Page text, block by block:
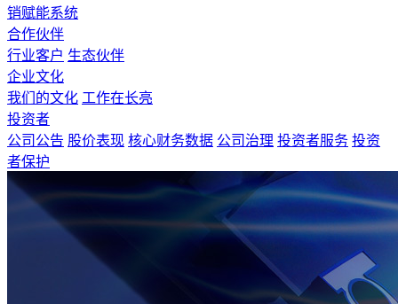
销赋能系统
合作伙伴
行业客户 生态伙伴
企业文化
我们的文化 工作在长亮
投资者
公司公告 股价表现 核心财务数据 公司治理 投资者服务 投资
者保护